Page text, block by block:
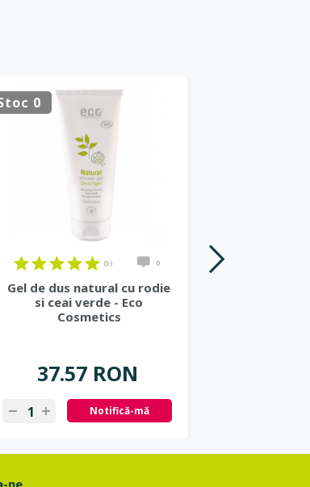
0
(5) 0
Gel de dus natural cu rodie
si ceai verde - Eco
Cosmetics
37.57 RON
Notifică-mă
ne